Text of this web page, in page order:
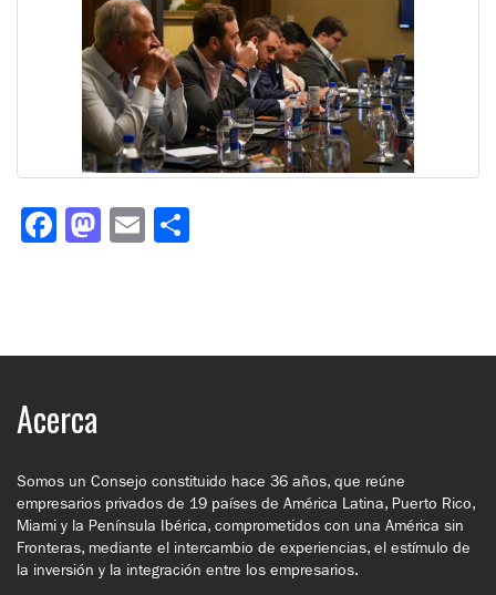
Facebook
Mastodon
Email
Acerca
Somos un Consejo constituido hace 36 años, que reúne
empresarios privados de 19 países de América Latina, Puerto Rico,
Miami y la Península Ibérica, comprometidos con una América sin
Fronteras, mediante el intercambio de experiencias, el estímulo de
la inversión y la integración entre los empresarios.